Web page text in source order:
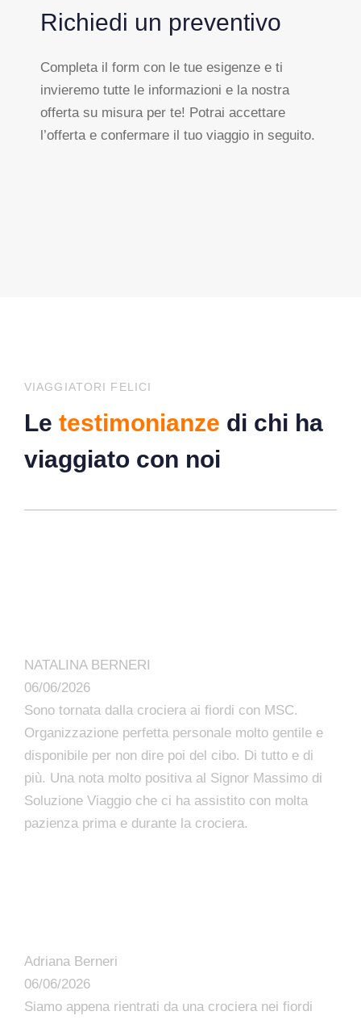
Richiedi un preventivo
Completa il form con le tue esigenze e ti
invieremo tutte le informazioni e la nostra
offerta su misura per te! Potrai accettare
l’offerta e confermare il tuo viaggio in seguito.
VIAGGIATORI FELICI
Le testimonianze di chi ha
viaggiato con noi
NATALINA BERNERI
06/06/2026
Sono tornata dalla crociera ai fiordi con MSC.
Organizzazione perfetta personale molto gentile e
disponibile per non dire poi del cibo. Di tutto e di
più. Una nota molto positiva al Signor Massimo di
Soluzione Viaggio che ci ha assistito con molta
pazienza prima e durante la crociera.
Adriana Berneri
06/06/2026
Siamo appena rientrati da una crociera nei fiordi